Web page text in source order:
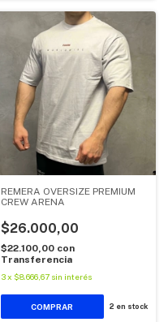
REMERA OVERSIZE PREMIUM
CREW ARENA
$26.000,00
$22.100,00 con
Transferencia
3 x $8.666,67 sin interés
COMPRAR 2 en stock